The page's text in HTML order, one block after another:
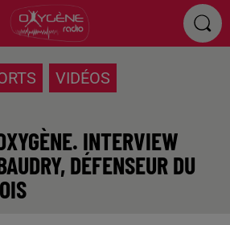
VIDÉOS
INTERVIEW
DÉFENSEUR DU